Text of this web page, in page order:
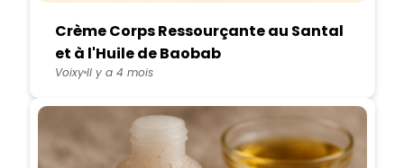
Crème Corps Ressourçante au Santal
et à l'Huile de Baobab
VoixyIl y a 4 mois